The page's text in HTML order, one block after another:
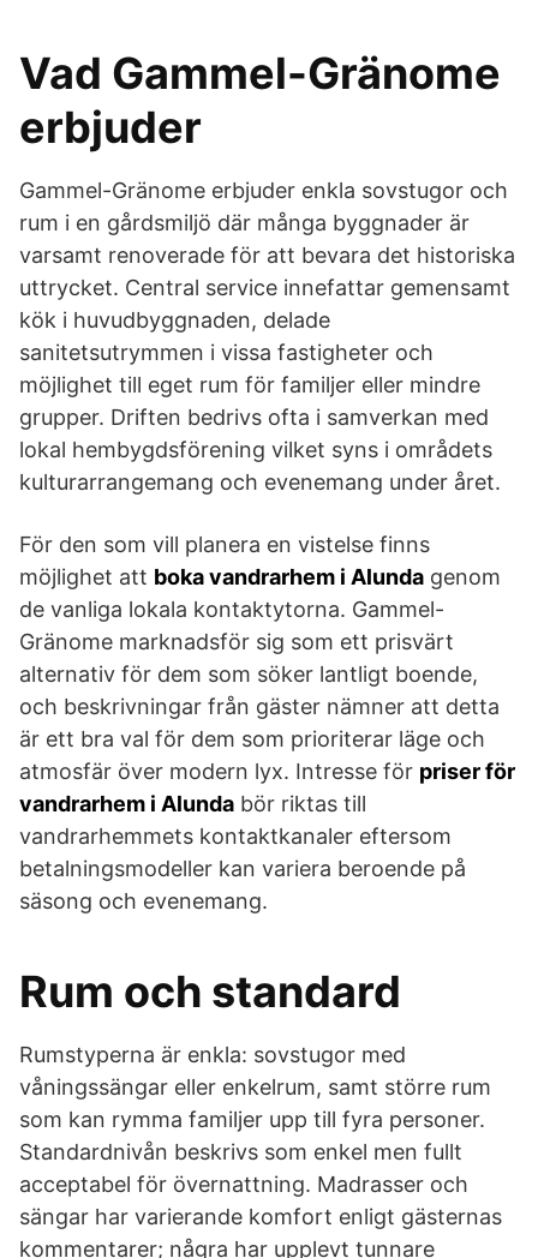
Vad Gammel-Gränome
erbjuder
Gammel-Gränome erbjuder enkla sovstugor och
rum i en gårdsmiljö där många byggnader är
varsamt renoverade för att bevara det historiska
uttrycket. Central service innefattar gemensamt
kök i huvudbyggnaden, delade
sanitetsutrymmen i vissa fastigheter och
möjlighet till eget rum för familjer eller mindre
grupper. Driften bedrivs ofta i samverkan med
lokal hembygdsförening vilket syns i områdets
kulturarrangemang och evenemang under året.
För den som vill planera en vistelse finns
möjlighet att boka vandrarhem i Alunda genom
de vanliga lokala kontaktytorna. Gammel-
Gränome marknadsför sig som ett prisvärt
alternativ för dem som söker lantligt boende,
och beskrivningar från gäster nämner att detta
är ett bra val för dem som prioriterar läge och
atmosfär över modern lyx. Intresse för priser för
vandrarhem i Alunda bör riktas till
vandrarhemmets kontaktkanaler eftersom
betalningsmodeller kan variera beroende på
säsong och evenemang.
Rum och standard
Rumstyperna är enkla: sovstugor med
våningssängar eller enkelrum, samt större rum
som kan rymma familjer upp till fyra personer.
Standardnivån beskrivs som enkel men fullt
acceptabel för övernattning. Madrasser och
sängar har varierande komfort enligt gästernas
kommentarer; några har upplevt tunnare